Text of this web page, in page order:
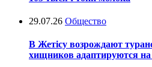
29.07.26 Общество
В Жетісу возрождают
хищников адаптируются